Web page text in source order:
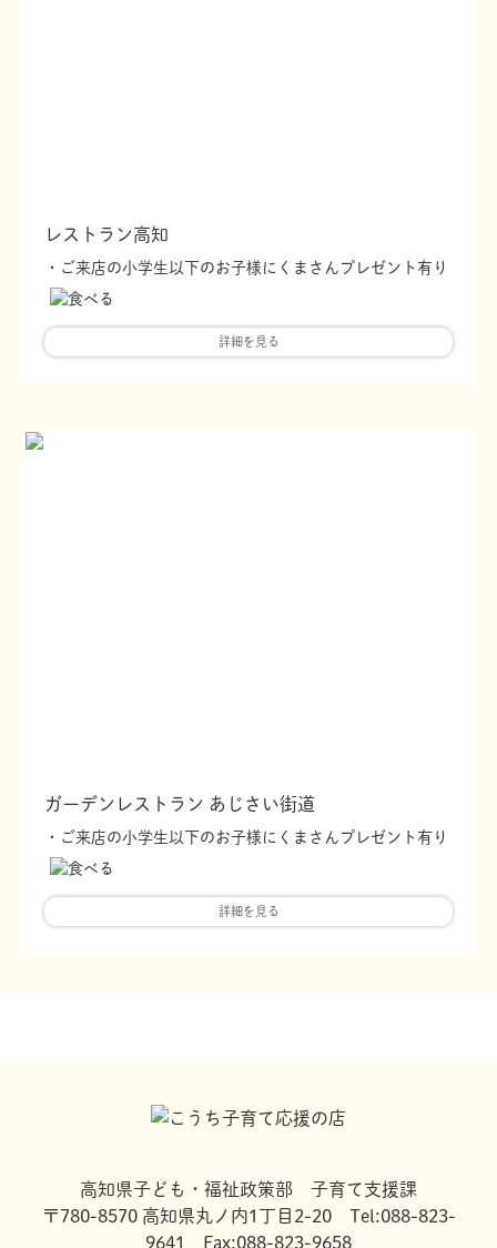
レストラン高知
・ご来店の小学生以下のお子様にくまさんプレゼント有り
詳細を見る
ガーデンレストラン あじさい街道
・ご来店の小学生以下のお子様にくまさんプレゼント有り
詳細を見る
高知県子ども・福祉政策部 子育て支援課
〒780-8570 高知県丸ノ内1丁目2-20 Tel:088-823-
9641 Fax:088-823-9658